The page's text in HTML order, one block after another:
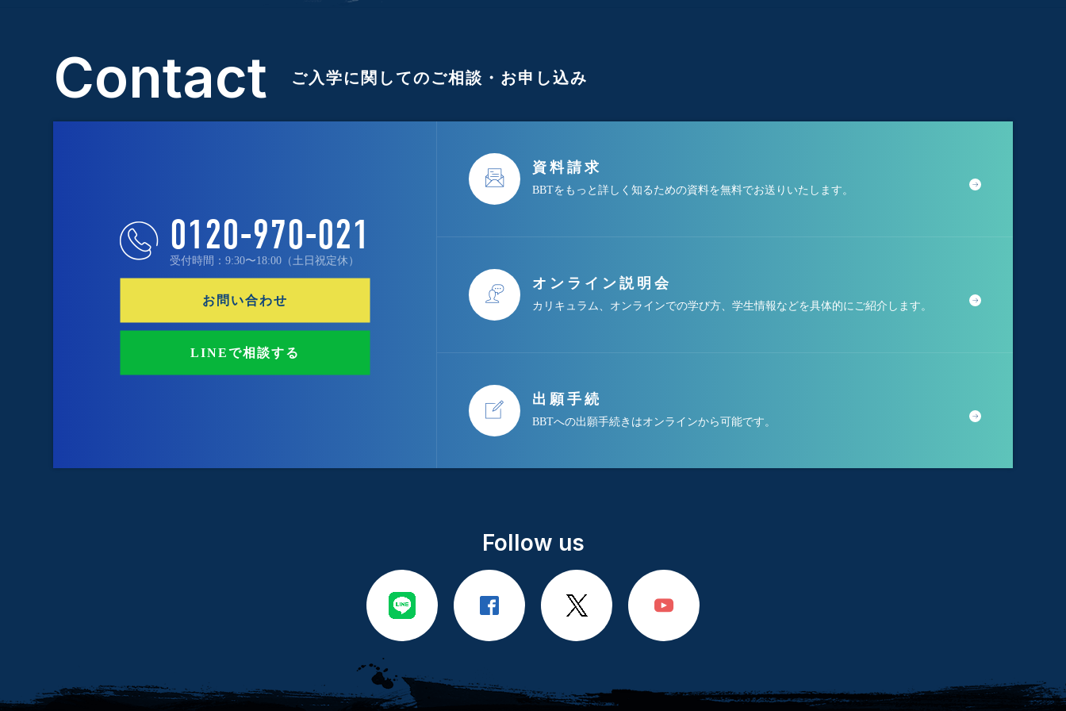
Contact ご入学に関してのご相談・お申し込み
0120-970-021
受付時間：9:30〜18:00（土日祝定休）
お問い合わせ
LINEで相談する
資料請求
BBTをもっと詳しく知るための資料を無料でお送りいたします。
オンライン説明会
カリキュラム、オンラインでの学び方、学生情報などを具体的にご紹介します。
出願手続
BBTへの出願手続きはオンラインから可能です。
Follow us